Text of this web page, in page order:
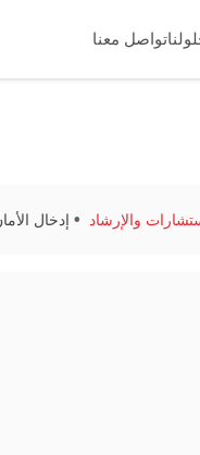
تواصل معنا
والإرشاد إدخال